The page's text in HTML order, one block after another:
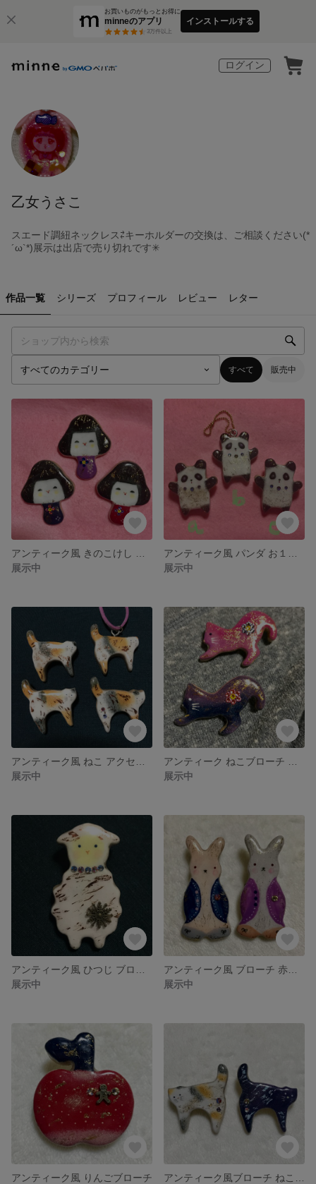
お買いものがもっとお得に
minneのアプリ
3万件以上
インストールする
ログイン
乙女うさこ
スエード調紐ネックレス⇄キーホルダーの交換は、ご相談ください(*
´ω`*)展示は出店で売り切れです✳︎
作品一覧 シリーズ プロフィール レビュー レター
すべて 販売中
展示中
展示中
展示中
展示中
展示中
展示中
アンティーク風 りんごブローチ